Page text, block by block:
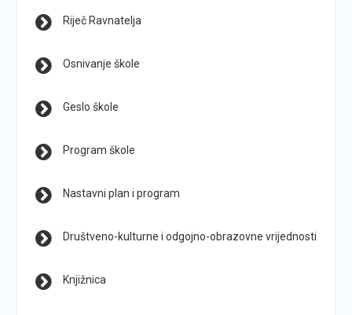
Riječ Ravnatelja
Osnivanje škole
Geslo škole
Program škole
Nastavni plan i program
Društveno-kulturne i odgojno-obrazovne vrijednosti
Knjižnica